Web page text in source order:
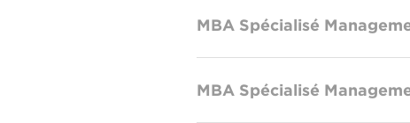
MBA Spécialisé
MBA Spécialisé